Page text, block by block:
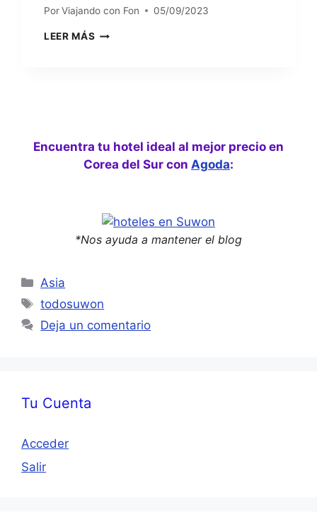
PorViajando con Fon 05/09/2023
LEER MÁS COREA
Encuentra tu hotel ideal al mejor precio en
Corea del Sur con Agoda:
*Nos ayuda a mantener el blog
Categorías
Asia
Etiquetas
todosuwon
Deja un comentario
Tu Cuenta
Acceder
Salir